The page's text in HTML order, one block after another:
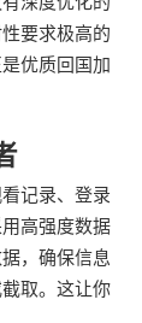
要求极高的
优质回国加
记录、登录
高强度数据
，确保信息
取。这让你